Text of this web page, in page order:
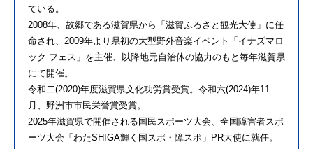
ている。
2008年、故郷である滋賀県から「滋賀ふるさと観光大使」に任
命され、2009年より県初の大型野外音楽イベント「イナズマロ
ック フェス」を主催、以降地元自治体の協力のもと毎年滋賀県
にて開催。
令和二(2020)年度滋賀県文化功労賞受賞。令和六(2024)年11
月、野洲市市民栄誉賞受賞。
2025年滋賀県で開催される国民スポーツ大会、全国障害者スポ
ーツ大会「わたSHIGA輝く国スポ・障スポ」PR大使に就任。